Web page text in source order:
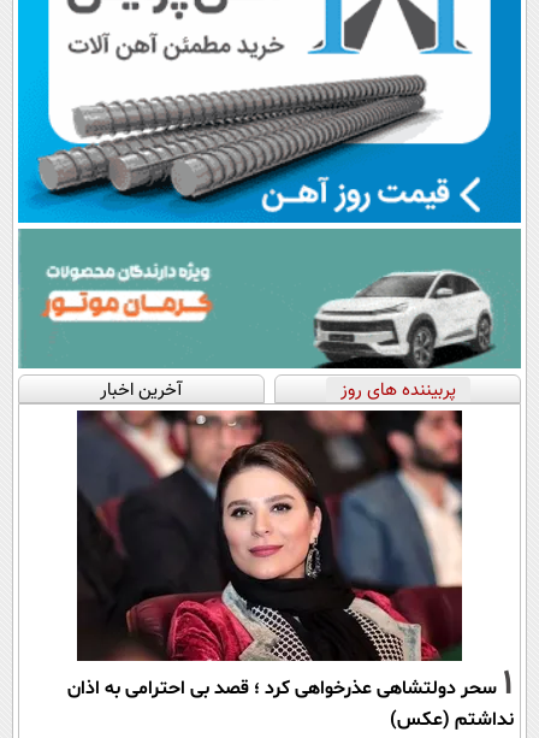
پربیننده های روز آخرین اخبار
1 سحر دولتشاهی عذرخواهی کرد ؛ قصد بی احترامی به اذان
نداشتم (عکس)